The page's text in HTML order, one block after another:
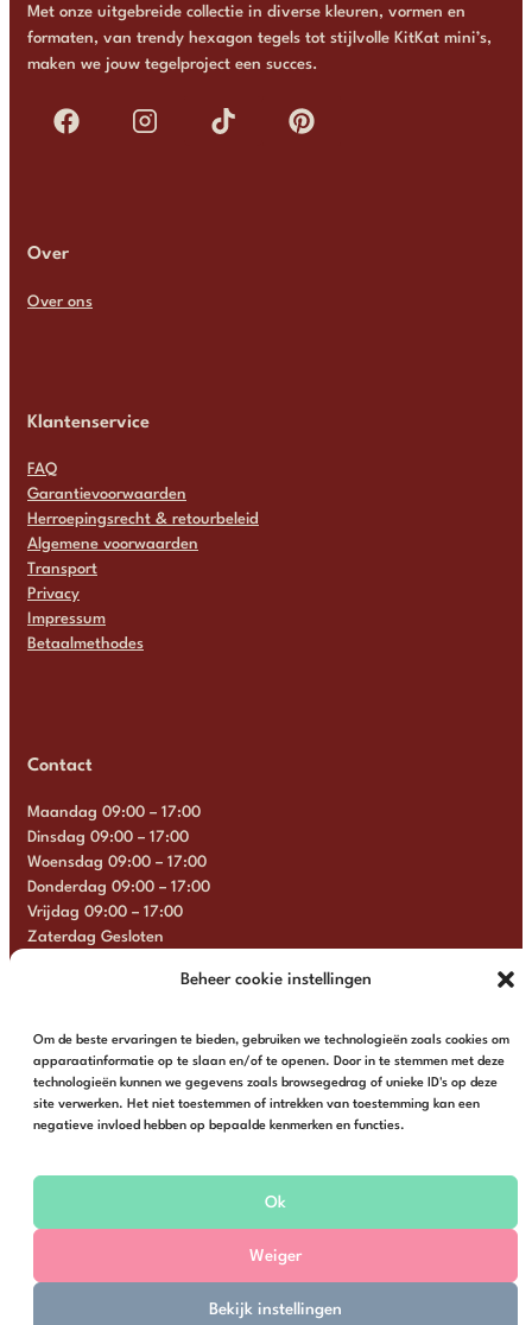
Beheer cookie instellingen
Om de beste ervaringen te bieden, gebruiken we technologieën zoals cookies om
apparaatinformatie op te slaan en/of te openen. Door in te stemmen met deze
technologieën kunnen we gegevens zoals browsegedrag of unieke ID's op deze
site verwerken. Het niet toestemmen of intrekken van toestemming kan een
negatieve invloed hebben op bepaalde kenmerken en functies.
Ok
Weiger
Bekijk instellingen
Met onze uitgebreide collectie in diverse kleuren, vormen en
formaten, van trendy hexagon tegels tot stijlvolle KitKat mini’s,
maken we jouw tegelproject een succes.
Over
Over ons
Klantenservice
FAQ
Garantievoorwaarden
Herroepingsrecht & retourbeleid
Algemene voorwaarden
Transport
Privacy
Impressum
Betaalmethodes
Contact
Maandag 09:00 – 17:00
Dinsdag 09:00 – 17:00
Woensdag 09:00 – 17:00
Donderdag 09:00 – 17:00
Vrijdag 09:00 – 17:00
Zaterdag Gesloten
Algemene voorwaardenPrivacy